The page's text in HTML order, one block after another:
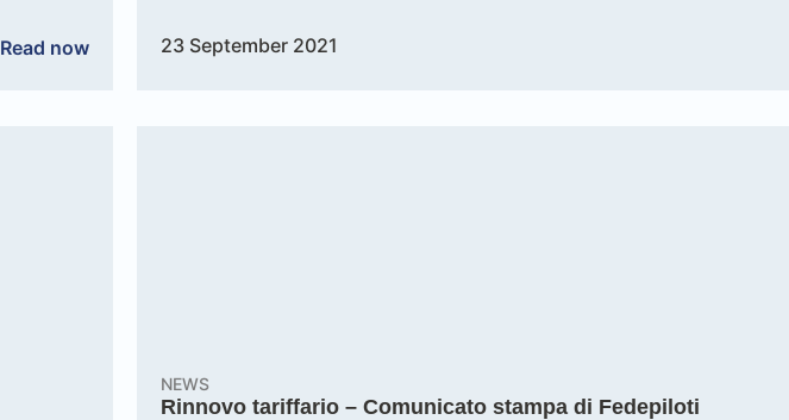
Read now 23 September 2021
NEWS
Rinnovo tariffario – Comunicato stampa di Fedepiloti